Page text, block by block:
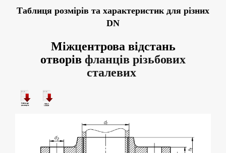
Таблиця розмірів та характеристик для різних
DN
Міжцентрова відстань
отворів фланців різьбових
сталевих